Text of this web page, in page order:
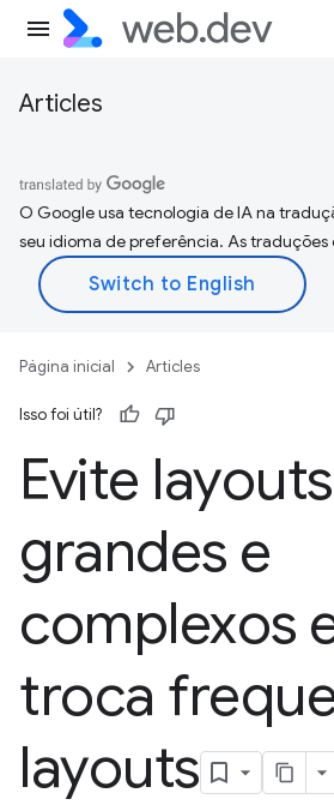
Articles
O Google usa tecnologia de IA na
seu idioma de preferência. As traduções
Página inicial Articles
Isso foi útil?
Evite layouts
grandes e
complexos
troca
layouts